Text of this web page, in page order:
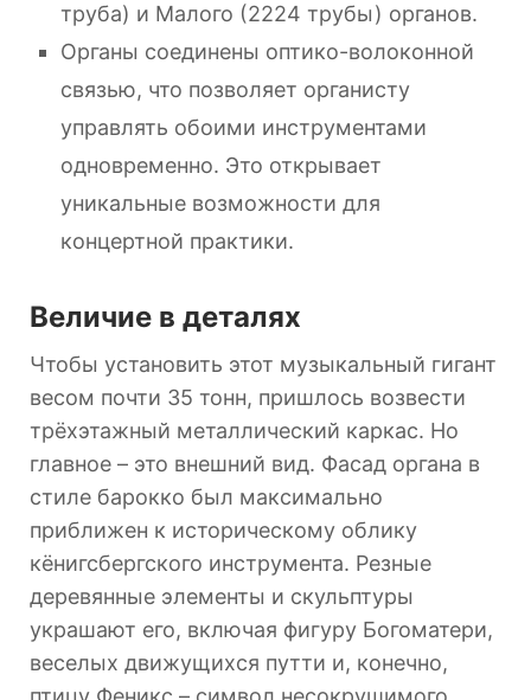
труба) и Малого (2224 трубы) органов.
Органы соединены оптико-волоконной
связью, что позволяет органисту
управлять обоими инструментами
одновременно. Это открывает
уникальные возможности для
концертной практики.
Величие в деталях
Чтобы установить этот музыкальный гигант
весом почти 35 тонн, пришлось возвести
трёхэтажный металлический каркас. Но
главное – это внешний вид. Фасад органа в
стиле барокко был максимально
приближен к историческому облику
кёнигсбергского инструмента. Резные
деревянные элементы и скульптуры
украшают его, включая фигуру Богоматери,
веселых движущихся путти и, конечно,